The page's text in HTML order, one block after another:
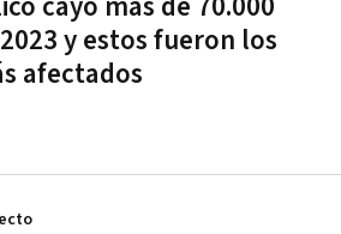
y estos fueron los
afectados